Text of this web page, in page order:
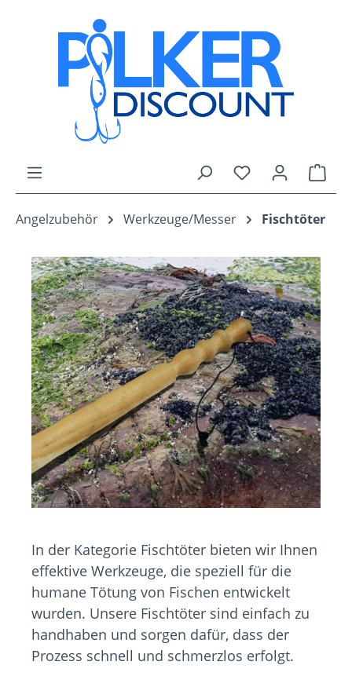
Zum Hauptinhalt springen
Du hast 0
Angelzubehör Werkzeuge/Messer Fischtöter
In der Kategorie Fischtöter bieten wir Ihnen
effektive Werkzeuge, die speziell für die
humane Tötung von Fischen entwickelt
wurden. Unsere Fischtöter sind einfach zu
handhaben und sorgen dafür, dass der
Prozess schnell und schmerzlos erfolgt.